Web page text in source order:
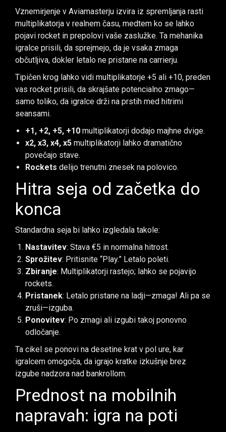
Vznemirjenje v Aviamasterju izvira iz spremljanja rasti
multiplikatorja v realnem času, medtem ko se lahko
pojavi rocket in prepolovi vaše zaslužke. Ta mehanika
igralce prisili, da sprejmejo, da je vsaka zmaga
občutljiva, dokler letalo ne pristane na carrierju.
Tipičen krog lahko vidi multiplikatorje +5 ali +10, preden
vas rocket prisili, da skrajšate potencialno zmago—
samo toliko, da igralce drži na prstih med hitrimi
seansami.
+1, +2, +5, +10 multiplikatorji dodajo majhne dvige.
x2, x3, x4, x5 multiplikatorji lahko dramatično
povečajo stave.
Rockets delijo trenutni znesek na polovico.
Hitra seja od začetka do
konca
Standardna seja bi lahko izgledala takole:
Nastavitev: Stava €5 in normalna hitrost.
Sprožitev: Pritisnite “Play.” Letalo poleti.
Zbiranje: Multiplikatorji rastejo; lahko se pojavijo
rockets.
Pristanek: Letalo pristane na ladji—zmaga! Ali pa se
zruši—izguba.
Ponovitev: Po zmagi ali izgubi takoj ponovno
odločanje.
Ta cikel se ponovi na desetine krat v pol ure, kar
igralcem omogoča, da igrajo kratke izkušnje brez
izgube nadzora nad bankrollom.
Prednost na mobilnih
napravah: igra na poti